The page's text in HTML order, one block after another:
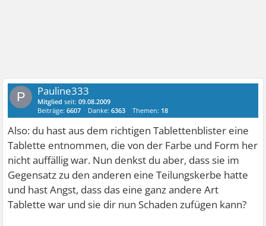
P Pauline333
Mitglied seit:09.08.2009
Beiträge:6607 Danke:6363 Themen: 18
Also: du hast aus dem richtigen Tablettenblister eine
Tablette entnommen, die von der Farbe und Form her
nicht auffällig war. Nun denkst du aber, dass sie im
Gegensatz zu den anderen eine Teilungskerbe hatte
und hast Angst, dass das eine ganz andere Art
Tablette war und sie dir nun Schaden zufügen kann?